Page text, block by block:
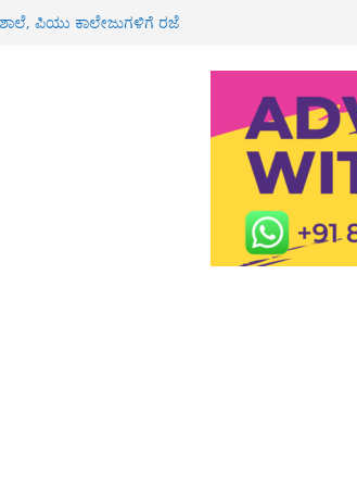
ಸೇವೆ
ಲಕ್ಷ ಪರಿಹಾರ ಮಂಜೂರು: ಶಾಸಕ
ಮೌಲ್ಯದ ಚಿನ್ನ ದರೋಡೆ: ಇಬ್ಬರ ಬಂಧನ